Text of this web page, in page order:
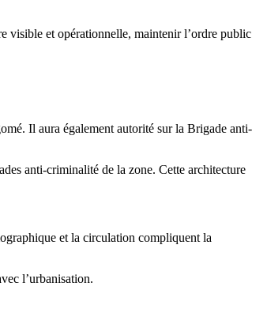
visible et opérationnelle, maintenir l’ordre public
Il aura également autorité sur la Brigade anti-
anti-criminalité de la zone. Cette architecture
et la circulation compliquent la
l’urbanisation.